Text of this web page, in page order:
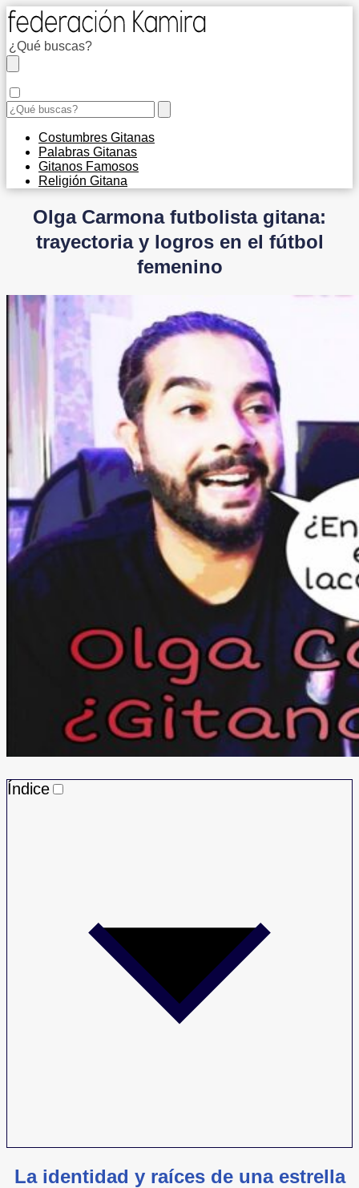
Costumbres Gitanas
Palabras Gitanas
Gitanos Famosos
Religión Gitana
Olga Carmona futbolista gitana:
trayectoria y logros en el fútbol
femenino
Índice
La identidad y raíces de una estrella